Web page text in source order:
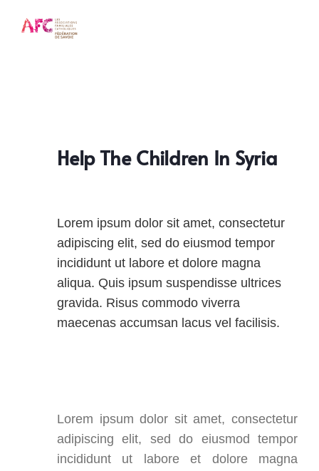
Help The Children In Syria
Lorem ipsum dolor sit amet, consectetur
adipiscing elit, sed do eiusmod tempor
incididunt ut labore et dolore magna
aliqua. Quis ipsum suspendisse ultrices
gravida. Risus commodo viverra
maecenas accumsan lacus vel facilisis.
Lorem ipsum dolor sit amet, consectetur
adipiscing elit, sed do eiusmod tempor
incididunt ut labore et dolore magna